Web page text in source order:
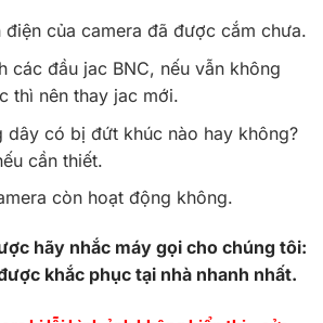
điện của camera đã được cắm chưa.
các đầu jac BNC, nếu vẫn không
thì nên thay jac mới.
dây có bị đứt khúc nào hay không?
cần thiết.
còn hoạt động không.
hãy nhắc máy gọi cho chúng tôi:
khắc phục tại nhà nhanh nhất.